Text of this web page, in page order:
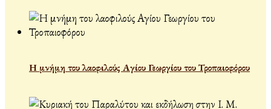
Η μνήμη του λαοφιλούς Αγίου Γεωργίου του Τροπαιοφόρου